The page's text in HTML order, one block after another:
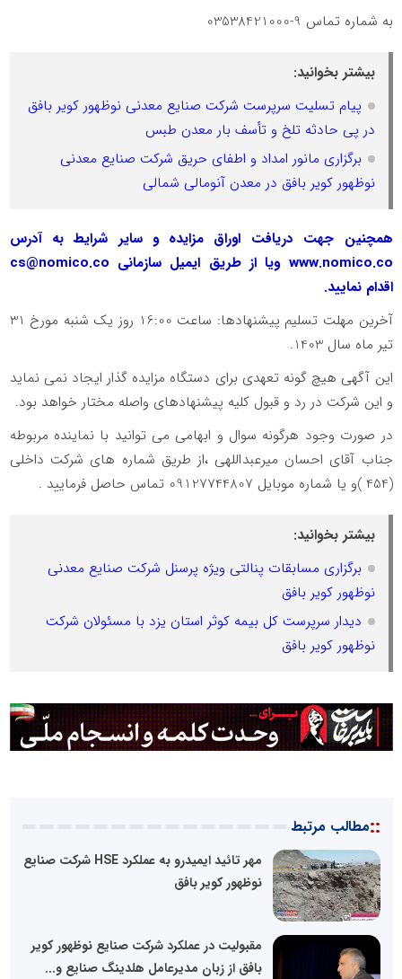
به شماره تماس 9-03538421000
بیشتر بخوانید:
پیام تسلیت سرپرست شرکت صنایع معدنی نوظهور کویر بافق
در پی حادثه تلخ و تأسف بار معدن طبس
برگزاری مانور امداد و اطفای حریق شرکت صنایع معدنی
نوظهور کویر بافق در معدن آنومالی شمالی
همچنین جهت دریافت اوراق مزایده و سایر شرایط به آدرس
www.nomico.co ویا از طریق ایمیل سازمانی cs@nomico.co
اقدام نمایید.
آخرین مهلت تسلیم پیشنهادها: ساعت 16:00 روز یک شنبه مورخ 31
تیر ماه سال 1403.
این آگهی هیچ گونه تعهدی برای دستگاه مزایده گذار ایجاد نمی ­نماید
و این شرکت در رد و قبول کلیه پیشنهادهای واصله مختار خواهد بود.
در صورت وجود هرگونه سوال و ابهامی می توانید با نماینده مربوطه
جناب آقای احسان میرعبداللهی ،از طریق شماره های شرکت داخلی
(454 )و یا شماره موبایل 09127744807 تماس حاصل فرمایید .
بیشتر بخوانید:
برگزاری مسابقات پنالتی ویژه پرسنل شرکت صنایع معدنی
نوظهور کویر بافق
دیدار سرپرست کل بیمه کوثر استان یزد با مسئولان شرکت
نوظهور کویر بافق
::مطالب مرتبط
مهر تائید ایمیدرو به عملکرد HSE شرکت صنایع
نوظهور کویر بافق
مقبولیت در عملکرد شرکت صنایع نوظهور کویر
بافق از زبان مدیرعامل هلدینگ صنایع و...